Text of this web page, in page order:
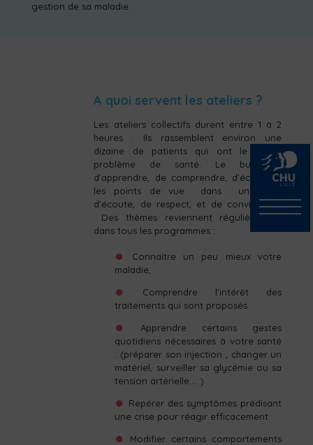
gestion de sa maladie.
A quoi servent les ateliers ?
Les ateliers collectifs durent entre 1 à 2
heures . Ils rassemblent environ une
dizaine de patients qui ont le même
problème de santé. Le but est
d’apprendre, de comprendre, d’échanger
les points de vue dans un esprit
d’écoute, de respect, et de convivialité.
Des thèmes reviennent régulièrement
dans tous les programmes :
Connaître un peu mieux votre
maladie,
Comprendre l’intérêt des
traitements qui sont proposés
Apprendre certains gestes
quotidiens nécessaires à votre santé
: (préparer son injection , changer un
matériel, surveiller sa glycémie ou sa
tension artérielle…. )
Repérer des symptômes prédisant
une crise pour réagir efficacement
Modifier certains comportements